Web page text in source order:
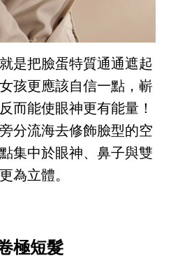
是把臉蛋特質通通遮起
孩更應該自信一點，嶄
而能使眼神更有能量！
分流海去修飾臉型的空
集中於眼神、鼻子與雙
為立體。
極短髮